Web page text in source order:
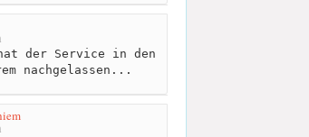
der Service in den
nachgelassen...